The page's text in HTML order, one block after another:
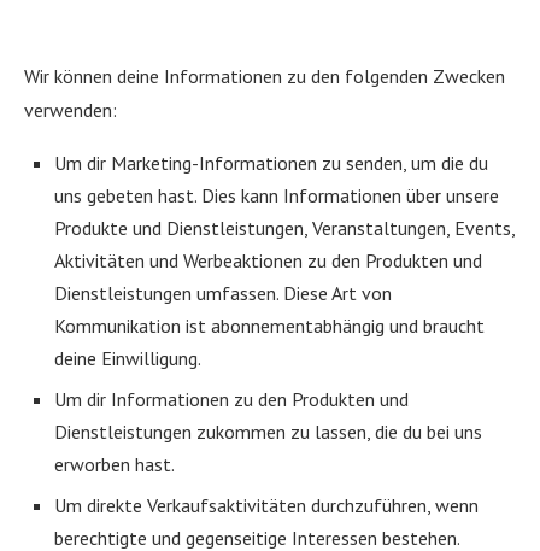
Wir können deine Informationen zu den folgenden Zwecken
verwenden:
Um dir Marketing-Informationen zu senden, um die du
uns gebeten hast. Dies kann Informationen über unsere
Produkte und Dienstleistungen, Veranstaltungen, Events,
Aktivitäten und Werbeaktionen zu den Produkten und
Dienstleistungen umfassen. Diese Art von
Kommunikation ist abonnementabhängig und braucht
deine Einwilligung.
Um dir Informationen zu den Produkten und
Dienstleistungen zukommen zu lassen, die du bei uns
erworben hast.
Um direkte Verkaufsaktivitäten durchzuführen, wenn
berechtigte und gegenseitige Interessen bestehen.